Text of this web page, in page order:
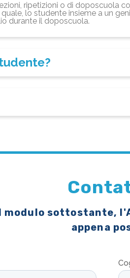
ripetizioni o di doposcuola
lo studente insieme a un
durante il doposcuola.
modulo sottostante,
appena